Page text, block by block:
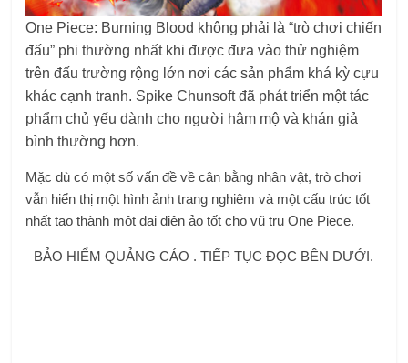
One Piece: Burning Blood không phải là “trò chơi chiến
đấu” phi thường nhất khi được đưa vào thử nghiệm
trên đấu trường rộng lớn nơi các sản phẩm khá kỳ cựu
khác cạnh tranh. Spike Chunsoft đã phát triển một tác
phẩm chủ yếu dành cho người hâm mộ và khán giả
bình thường hơn.
Mặc dù có một số vấn đề về cân bằng nhân vật, trò chơi
vẫn hiển thị một hình ảnh trang nghiêm và một cấu trúc tốt
nhất tạo thành một đại diện ảo tốt cho vũ trụ One Piece.
BẢO HIỂM QUẢNG CÁO . TIẾP TỤC ĐỌC BÊN DƯỚI.